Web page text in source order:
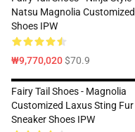
Natsu Magnolia Customized
Shoes IPW
₩9,770,020$70.9
Fairy Tail Shoes - Magnolia
Customized Laxus Sting Fur
Sneaker Shoes IPW